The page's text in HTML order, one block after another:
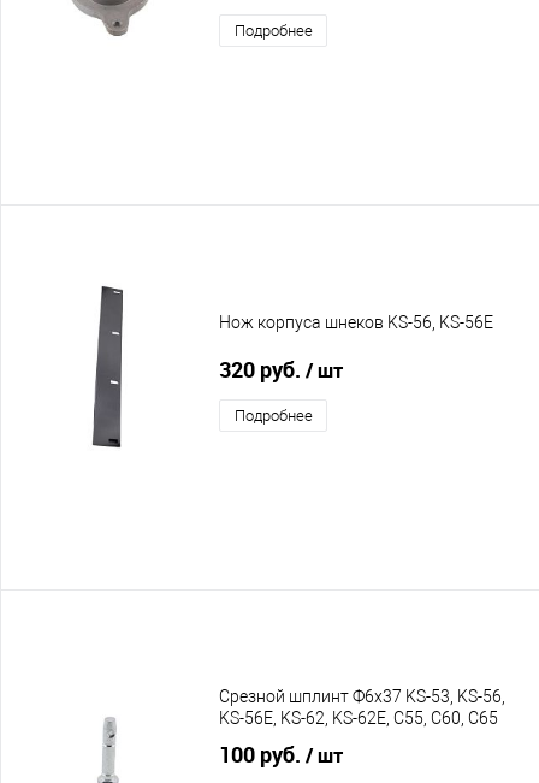
Подробнее
Нож корпуса шнеков KS-56, KS-56E
320 руб. / шт
Подробнее
Срезной шплинт Ф6х37 KS-53, KS-56,
KS-56E, KS-62, KS-62E, C55, C60, C65
100 руб. / шт